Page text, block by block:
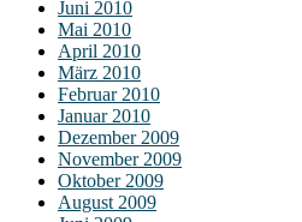
Juni 2010
Mai 2010
April 2010
März 2010
Februar 2010
Januar 2010
Dezember 2009
November 2009
Oktober 2009
August 2009